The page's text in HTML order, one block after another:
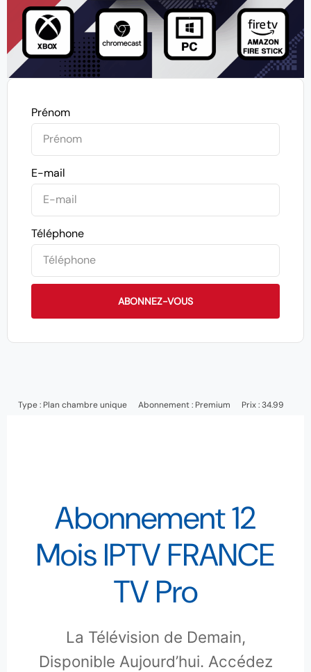
Prénom
E-mail
Téléphone
ABONNEZ-VOUS
Type : Plan chambre unique Abonnement : Premium Prix : 34.99
Abonnement 12
Mois IPTV FRANCE
TV Pro
La Télévision de Demain,
Disponible Aujourd’hui. Accédez